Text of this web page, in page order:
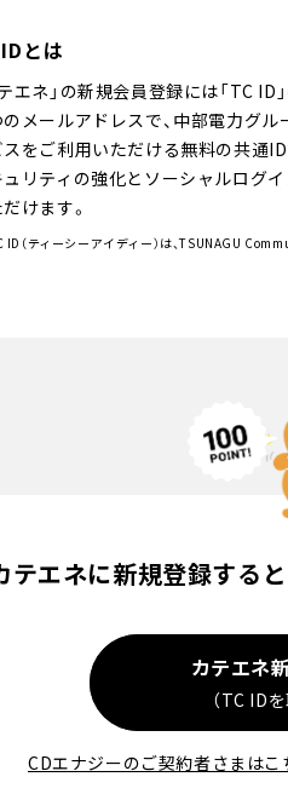
とは
エネ」の新規会員登録には「TC ID
メールアドレスで、中部電力グ
をご利用いただける無料の共通ID
リティの強化とソーシャルログ
けます。
ID（ティーシーアイディー）は、TSUNAGU
テエネに新規登録すると
カテエネ
（TC IDを
CDエナジーのご契約者さまはこ